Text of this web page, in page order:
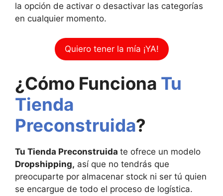
la opción de activar o desactivar las categorías
en cualquier momento.
Quiero tener la mía ¡YA!
¿Cómo Funciona Tu
Tienda
Preconstruida?
Tu Tienda Preconstruida te ofrece un modelo
Dropshipping, así que no tendrás que
preocuparte por almacenar stock ni ser tú quien
se encargue de todo el proceso de logística.